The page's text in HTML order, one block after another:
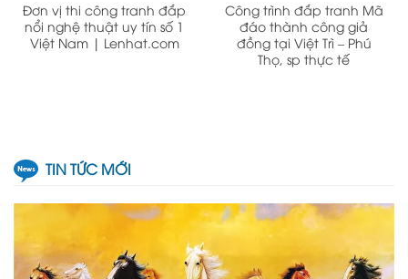
Đơn vị thi công tranh đắp
nổi nghệ thuật uy tín số 1
Việt Nam | Lenhat.com
Công trình đắp tranh Mã
đáo thành công giả
đồng tại Việt Trì – Phú
Thọ, sp thực tế
TIN TỨC MỚI